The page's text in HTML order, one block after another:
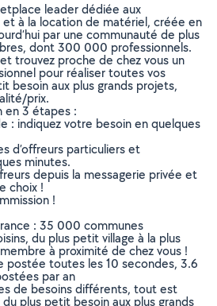
leader dédiée aux
à la location de matériel, créée en
par une communauté de plus
dont 300 000 professionnels.
trouvez proche de chez vous un
pour réaliser toutes vos
besoin aux plus grands projets,
prix.
en 3 étapes :
: indiquez votre besoin en quelques
d’offreurs particuliers et
minutes.
depuis la messagerie privée et
choix !
!
: 35 000 communes
du plus petit village à la plus
à proximité de chez vous !
postée toutes les 10 secondes, 3.6
par an
de besoins différents, tout est
du plus petit besoin aux plus grands